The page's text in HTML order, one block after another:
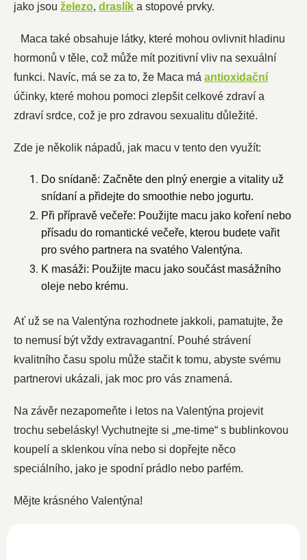
jako jsou železo, draslík a stopové prvky.
Maca také obsahuje látky, které mohou ovlivnit hladinu
hormonů v těle, což může mít pozitivní vliv na sexuální
funkci. Navíc, má se za to, že Maca má antioxidační
účinky, které mohou pomoci zlepšit celkové zdraví a
zdraví srdce, což je pro zdravou sexualitu důležité.
Zde je několik nápadů, jak macu v tento den využít:
Do snídaně: Začněte den plný energie a vitality už
snídaní a přidejte do smoothie nebo jogurtu.
Při přípravě večeře: Použijte macu jako koření nebo
přísadu do romantické večeře, kterou budete vařit
pro svého partnera na svatého Valentýna.
K masáži: Použijte macu jako součást masážního
oleje nebo krému.
Ať už se na Valentýna rozhodnete jakkoli, pamatujte, že
to nemusí být vždy extravagantní. Pouhé strávení
kvalitního času spolu může stačit k tomu, abyste svému
partnerovi ukázali, jak moc pro vás znamená.
Na závěr nezapomeňte i letos na Valentýna projevit
trochu sebelásky! Vychutnejte si „me-time“ s bublinkovou
koupelí a sklenkou vína nebo si dopřejte něco
speciálního, jako je spodní prádlo nebo parfém.
Mějte krásného Valentýna!